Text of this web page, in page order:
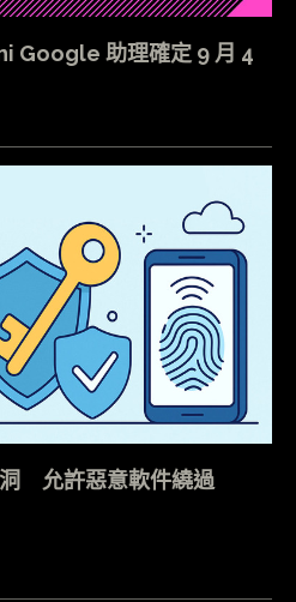
Google 助理確定 9 月 4
允許惡意軟件繞過